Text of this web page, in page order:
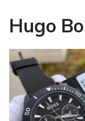
Hugo